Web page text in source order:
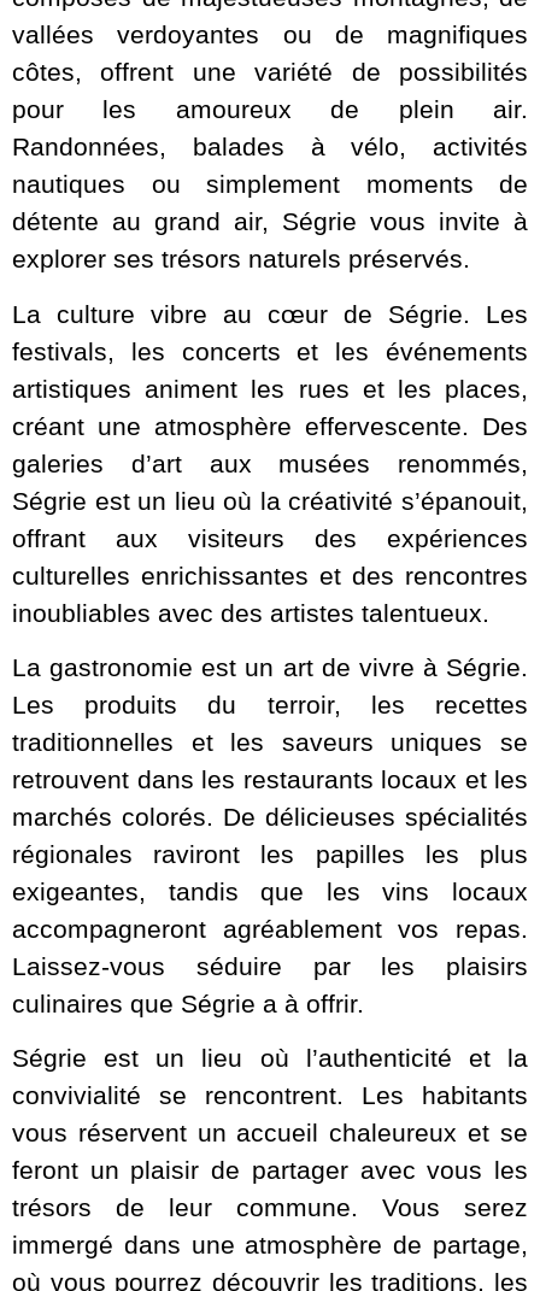
vallées verdoyantes ou de magnifiques
côtes, offrent une variété de possibilités
pour les amoureux de plein air.
Randonnées, balades à vélo, activités
nautiques ou simplement moments de
détente au grand air, Ségrie vous invite à
explorer ses trésors naturels préservés.
La culture vibre au cœur de Ségrie. Les
festivals, les concerts et les événements
artistiques animent les rues et les places,
créant une atmosphère effervescente. Des
galeries d’art aux musées renommés,
Ségrie est un lieu où la créativité s’épanouit,
offrant aux visiteurs des expériences
culturelles enrichissantes et des rencontres
inoubliables avec des artistes talentueux.
La gastronomie est un art de vivre à Ségrie.
Les produits du terroir, les recettes
traditionnelles et les saveurs uniques se
retrouvent dans les restaurants locaux et les
marchés colorés. De délicieuses spécialités
régionales raviront les papilles les plus
exigeantes, tandis que les vins locaux
accompagneront agréablement vos repas.
Laissez-vous séduire par les plaisirs
culinaires que Ségrie a à offrir.
Ségrie est un lieu où l’authenticité et la
convivialité se rencontrent. Les habitants
vous réservent un accueil chaleureux et se
feront un plaisir de partager avec vous les
trésors de leur commune. Vous serez
immergé dans une atmosphère de partage,
où vous pourrez découvrir les traditions, les